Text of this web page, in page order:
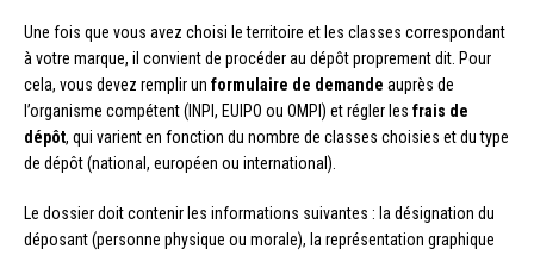
Une fois que vous avez choisi le territoire et les classes correspondant
à votre marque, il convient de procéder au dépôt proprement dit. Pour
cela, vous devez remplir un formulaire de demande auprès de
l’organisme compétent (INPI, EUIPO ou OMPI) et régler les frais de
dépôt, qui varient en fonction du nombre de classes choisies et du type
de dépôt (national, européen ou international).
Le dossier doit contenir les informations suivantes : la désignation du
déposant (personne physique ou morale), la représentation graphique